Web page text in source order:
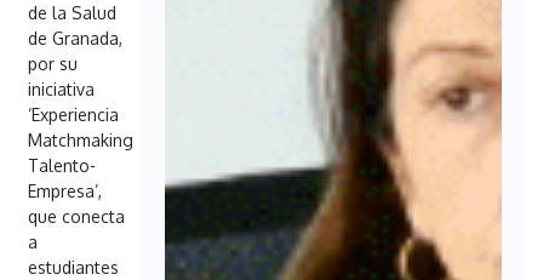
de la Salud
de Granada,
por su
iniciativa
‘Experiencia
Matchmaking
Talento-
Empresa’,
que conecta
a
estudiantes